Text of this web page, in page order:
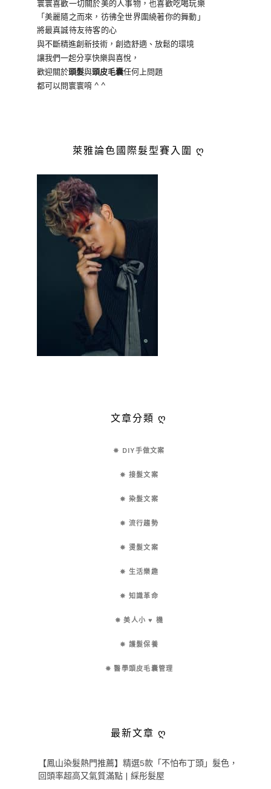
寰寰喜歡一切關於美的人事物，也喜歡吃喝玩樂
「美麗隨之而來，彷彿全世界圍繞著你的舞動」
將最真誠待友待客的心
與不斷精進創新技術，創造舒適、放鬆的環境
讓我們一起分享快樂與喜悅，
歡迎關於頭髮與頭皮毛囊任何上問題
都可以問寰寰唷 ^ ^
萊雅論色國際髮型賽入圍 ღ
文章分類 ღ
✵ DIY手做文案
✵ 接髮文案
✵ 染髮文案
✵ 流行趨勢
✵ 燙髮文案
✵ 生活樂趣
✵ 知識革命
✵ 美人小 ♥ 機
✵ 護髮保養
✵ 醫學頭皮毛囊管理
最新文章 ღ
【鳳山染髮熱門推薦】精選5款「不怕布丁頭」髮色，
回頭率超高又氣質滿點 | 綵彤髮屋